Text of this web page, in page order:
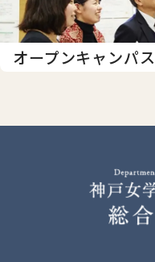
オープンキャンパス